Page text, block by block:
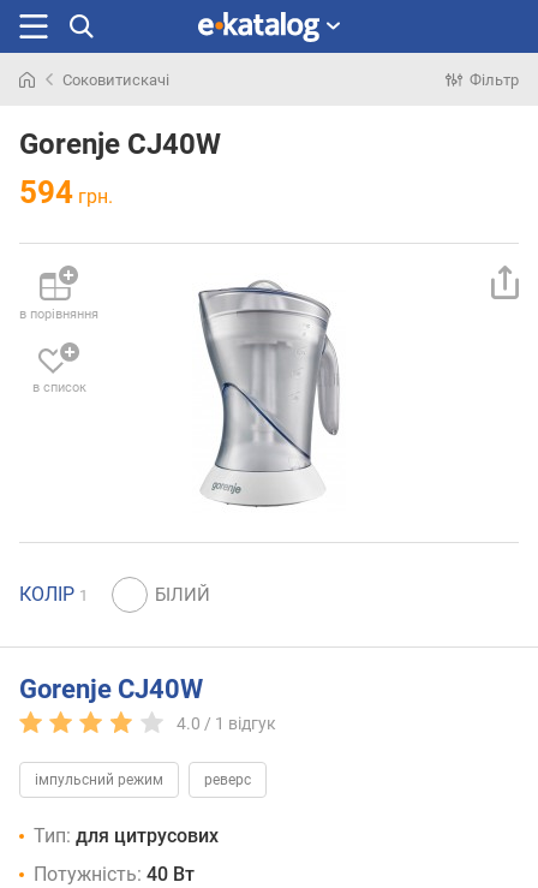
раніше
Соковитискачі Фільтр
Gorenje CJ40W
594 грн.
в порівняння
в список
КОЛІР 1
Gorenje CJ40W
4.0 / 1 відгук
імпульсний режим реверс
Тип: для цитрусових
Потужність: 40 Вт